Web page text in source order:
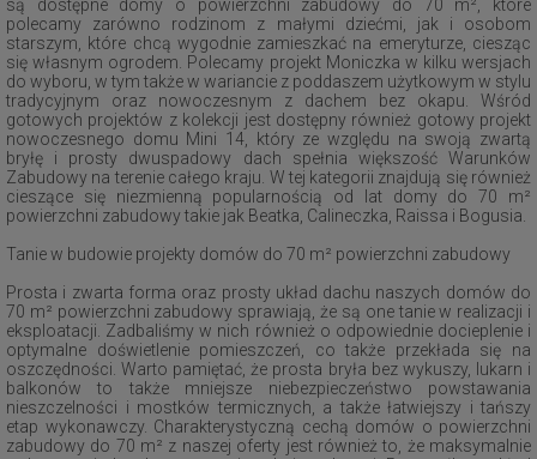
są dostępne domy o powierzchni zabudowy do 70 m², które
polecamy zarówno rodzinom z małymi dziećmi, jak i osobom
starszym, które chcą wygodnie zamieszkać na emeryturze, ciesząc
się własnym ogrodem. Polecamy projekt Moniczka w kilku wersjach
do wyboru, w tym także w wariancie z poddaszem użytkowym w stylu
tradycyjnym oraz nowoczesnym z dachem bez okapu. Wśród
gotowych projektów z kolekcji jest dostępny również gotowy projekt
nowoczesnego domu Mini 14, który ze względu na swoją zwartą
bryłę i prosty dwuspadowy dach spełnia większość Warunków
Zabudowy na terenie całego kraju. W tej kategorii znajdują się również
cieszące się niezmienną popularnością od lat domy do 70 m²
powierzchni zabudowy takie jak Beatka, Calineczka, Raissa i Bogusia.
Tanie w budowie projekty domów do 70 m² powierzchni zabudowy
Prosta i zwarta forma oraz prosty układ dachu naszych domów do
70 m² powierzchni zabudowy sprawiają, że są one tanie w realizacji i
eksploatacji. Zadbaliśmy w nich również o odpowiednie docieplenie i
optymalne doświetlenie pomieszczeń, co także przekłada się na
oszczędności. Warto pamiętać, że prosta bryła bez wykuszy, lukarn i
balkonów to także mniejsze niebezpieczeństwo powstawania
nieszczelności i mostków termicznych, a także łatwiejszy i tańszy
etap wykonawczy. Charakterystyczną cechą domów o powierzchni
zabudowy do 70 m² z naszej oferty jest również to, że maksymalnie